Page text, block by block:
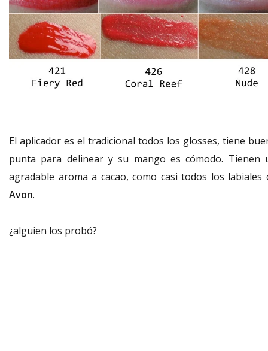
El aplicador es el tradicional todos los glosses, tiene
punta para delinear y su mango es cómodo. Tienen
agradable aroma a cacao, como casi todos los labiales
Avon.
¿alguien los probó?